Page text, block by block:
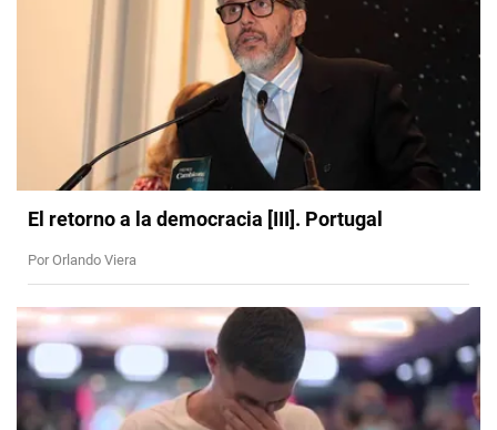
El retorno a la democracia [III]. Portugal
Por Orlando Viera